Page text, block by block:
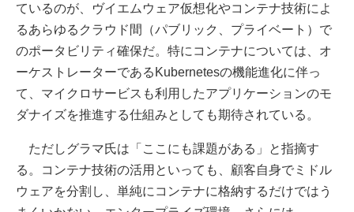
ているのが、ヴイエムウェア仮想化やコンテナ技術によ
るあらゆるクラウド間（パブリック、プライベート）で
のポータビリティ確保だ。特にコンテナについては、オ
ーケストレーターであるKubernetesの機能進化に伴っ
て、マイクロサービスも利用したアプリケーションのモ
ダナイズを推進する仕組みとしても期待されている。
ただしグラマ氏は「ここにも課題がある」と指摘す
る。コンテナ技術の活用といっても、顧客自身でミドル
ウェアを分割し、単純にコンテナに格納するだけではう